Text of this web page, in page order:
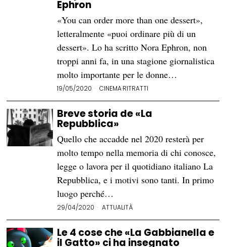
Ephron
«You can order more than one dessert»,
letteralmente «puoi ordinare più di un
dessert». Lo ha scritto Nora Ephron, non
troppi anni fa, in una stagione giornalistica
molto importante per le donne…
19/05/2020 CINEMA·RITRATTI
Breve storia de «La
Repubblica»
Quello che accadde nel 2020 resterà per
molto tempo nella memoria di chi conosce,
legge o lavora per il quotidiano italiano La
Repubblica, e i motivi sono tanti. In primo
luogo perché…
29/04/2020 ATTUALITÀ
Le 4 cose che «La Gabbianella e
il Gatto» ci ha insegnato